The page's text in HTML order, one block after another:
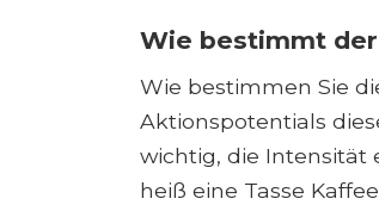
Wie bestimmt
Wie bestimmen Sie
Aktionspotentials
wichtig, die Intensität
heiß eine Tasse